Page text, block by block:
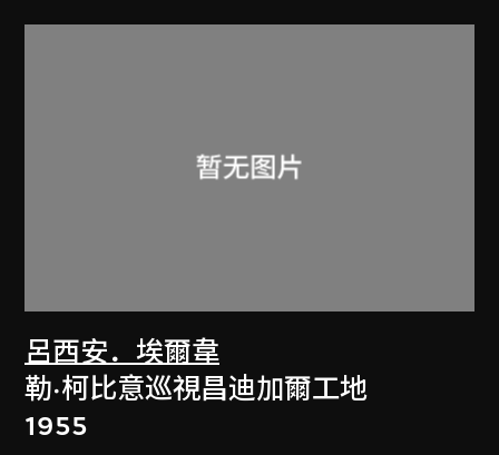
呂西安．埃爾韋
勒·柯比意巡視昌迪加爾工地
1955